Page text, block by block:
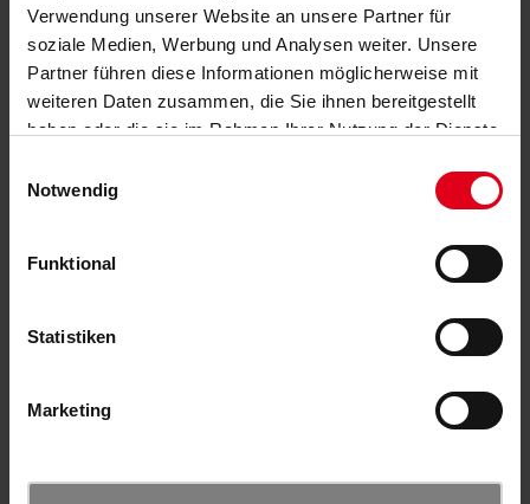
Verwendung unserer Website an unsere Partner für
soziale Medien, Werbung und Analysen weiter. Unsere
Partner führen diese Informationen möglicherweise mit
weiteren Daten zusammen, die Sie ihnen bereitgestellt
haben oder die sie im Rahmen Ihrer Nutzung der Dienste
Notwendig
Funktional
Statistiken
Marketing